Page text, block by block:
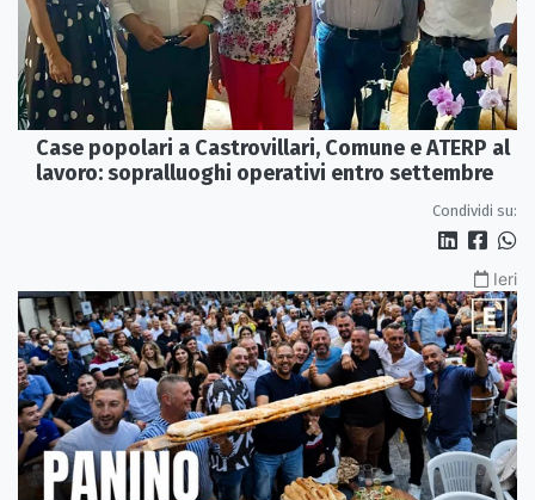
Case popolari a Castrovillari, Comune e ATERP al
lavoro: sopralluoghi operativi entro settembre
Condividi su:
Ieri